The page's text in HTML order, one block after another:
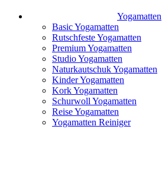
Yogamatten
Basic Yogamatten
Rutschfeste Yogamatten
Premium Yogamatten
Studio Yogamatten
Naturkautschuk Yogamatten
Kinder Yogamatten
Kork Yogamatten
Schurwoll Yogamatten
Reise Yogamatten
Yogamatten Reiniger